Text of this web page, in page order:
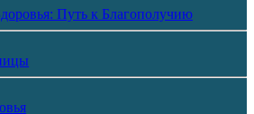
Путь к Благополучию